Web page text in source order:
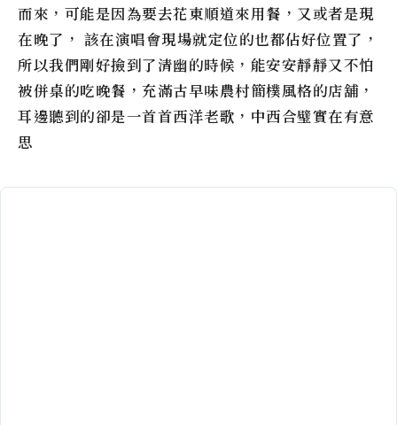
而來，可能是因為要去花東順道來用餐，又或者是現
在晚了， 該在演唱會現場就定位的也都佔好位置了，
所以我們剛好撿到了清幽的時候，能安安靜靜又不怕
被併桌的吃晚餐，充滿古早味農村簡樸風格的店舖，
耳邊聽到的卻是一首首西洋老歌，中西合璧實在有意
思